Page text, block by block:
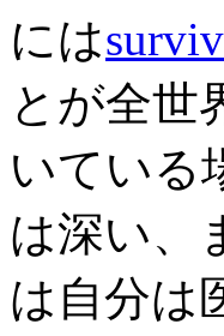
には
とが全世
いている
は深い、
は自分は